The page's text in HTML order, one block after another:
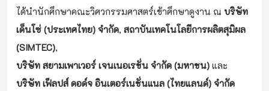
ได้นำนักศึกษาคณะวิศวกรรมศาสตร์เข้าศึกษาดูงาน ณ บริษัท
เด็นโซ่ (ประเทศไทย) จำกัด, สถาบันเทคโนโลยีการผลิตสุมิผล
(SIMTEC),
บริษัท สยามเพาเวอร์ เจนเนอเรชั่น จำกัด (มหาชน) และ
บริษัท เฟ็ลปส์ ดอด์จ อินเตอร์เนชั่นแนล (ไทยแลนด์) จำกัด